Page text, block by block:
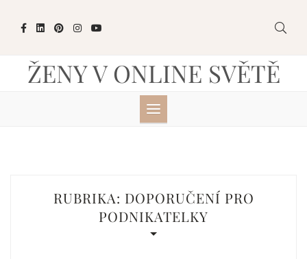
ŽENY V ONLINE SVĚTĚ
RUBRIKA: DOPORUČENÍ PRO
PODNIKATELKY